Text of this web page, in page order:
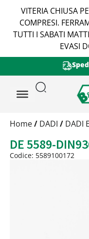
VITERIA CHIUSA
COMPRESI.
TUTTI I SABATI
EVASI
Trattamento
Peso
Quantità
Home/ DADI / DADI
DE 5589-
Codice: 5589100172